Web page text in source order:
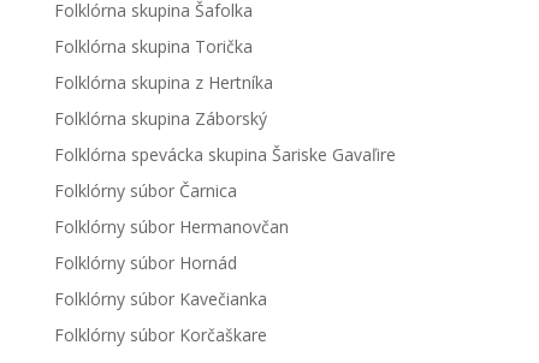
Folklórna skupina Šafolka
Folklórna skupina Torička
Folklórna skupina z Hertníka
Folklórna skupina Záborský
Folklórna spevácka skupina Šariske Gavaľire
Folklórny súbor Čarnica
Folklórny súbor Hermanovčan
Folklórny súbor Hornád
Folklórny súbor Kavečianka
Folklórny súbor Korčaškare